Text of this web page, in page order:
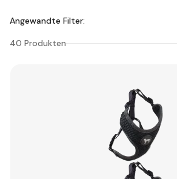
Angewandte Filter:
40 Produkten